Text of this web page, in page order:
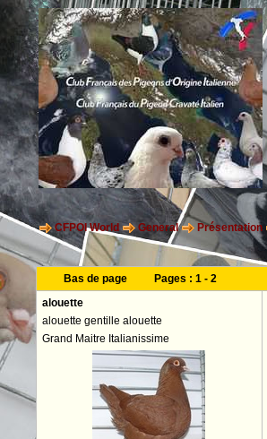
CFPOI World General Présentation
Bas de page Pages : 1- 2
alouette
alouette gentille alouette
Grand Maitre Italianissime